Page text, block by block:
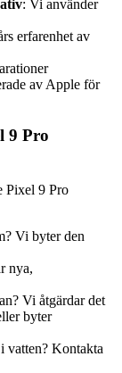
: Vi använder
erfarenhet av
av Apple för
9 Pro
Pixel 9 Pro
Vi byter den
nya,
Vi åtgärdar det
byter
vatten? Kontakta